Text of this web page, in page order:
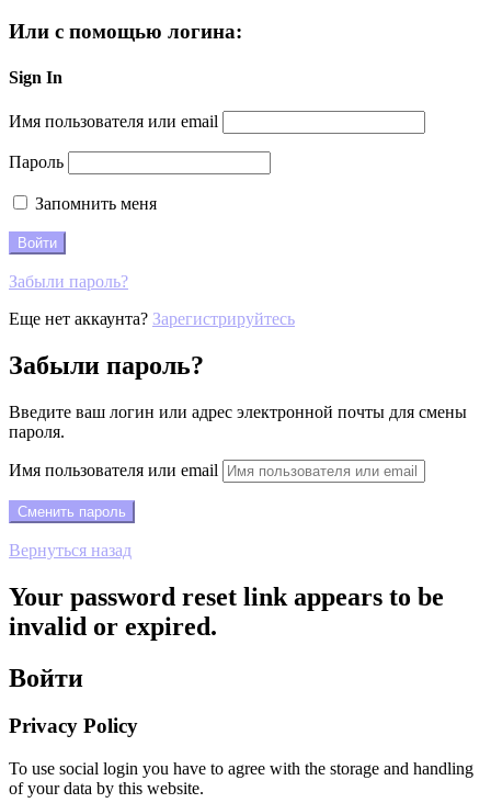
Или с помощью логина:
Sign In
Имя пользователя или email
Пароль
Запомнить меня
Забыли пароль?
Еще нет аккаунта? Зарегистрируйтесь
Забыли пароль?
Введите ваш логин или адрес электронной почты для смены
пароля.
Имя пользователя или email
Вернуться назад
Your password reset link appears to be
invalid or expired.
Войти
Privacy Policy
To use social login you have to agree with the storage and handling
of your data by this website.